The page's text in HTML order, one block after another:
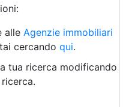
alle Agenzie immobiliari
cercando qui.
tua ricerca modificando